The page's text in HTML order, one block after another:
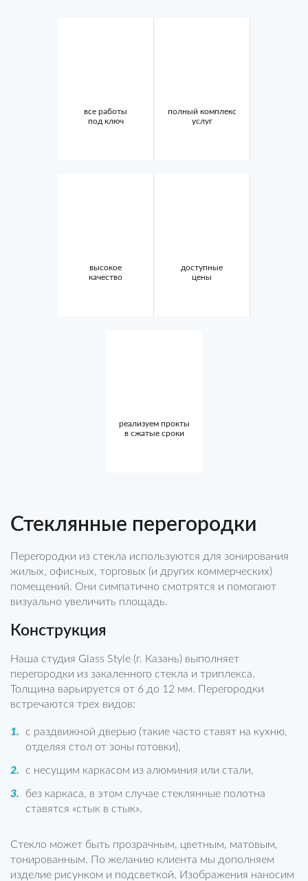
все работы
под ключ
полный комплекс
услуг
высокое
качество
доступные
цены
реализуем прокты
в сжатые сроки
Стеклянные перегородки
Перегородки из стекла используются для зонирования
жилых, офисных, торговых (и других коммерческих)
помещений. Они симпатично смотрятся и помогают
визуально увеличить площадь.
Конструкция
Наша студия Glass Style (г. Казань) выполняет
перегородки из закаленного стекла и триплекса.
Толщина варьируется от 6 до 12 мм. Перегородки
встречаются трех видов:
с раздвижной дверью (такие часто ставят на кухню,
отделяя стол от зоны готовки),
с несущим каркасом из алюминия или стали,
без каркаса, в этом случае стеклянные полотна
ставятся «стык в стык».
Стекло может быть прозрачным, цветным, матовым,
тонированным. По желанию клиента мы дополняем
изделие рисунком и подсветкой. Изображения наносим